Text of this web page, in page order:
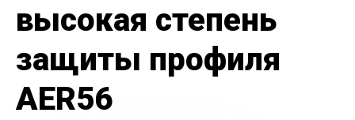
высокая степень
защиты профиля
AER56